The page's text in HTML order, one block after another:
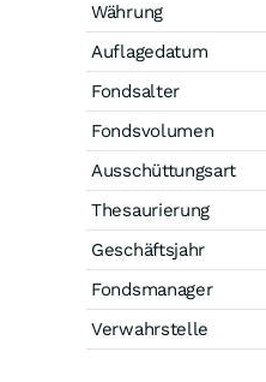
Währung
Auflagedatum
Fondsalter
Fondsvolumen
Ausschüttungsart
Thesaurierung
Geschäftsjahr
Fondsmanager
Verwahrstelle